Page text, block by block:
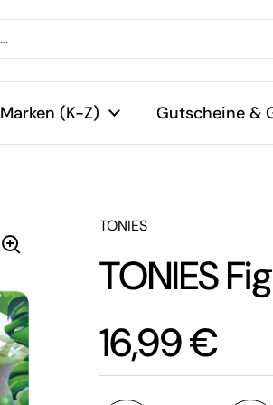
Marken (K-Z) Gutscheine &
TONIES
TONIES
Preis:
16,99 €